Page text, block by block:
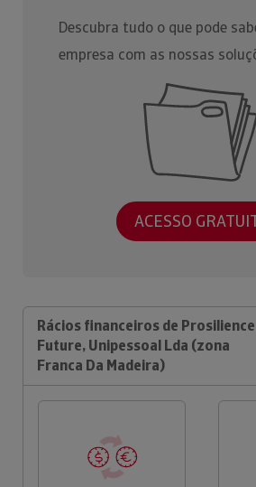
Descubra tudo o que pode
empresa com as nossas
ACESSO
Rácios financeiros de Prosilience
Future, Unipessoal Lda (zona
Franca Da Madeira)